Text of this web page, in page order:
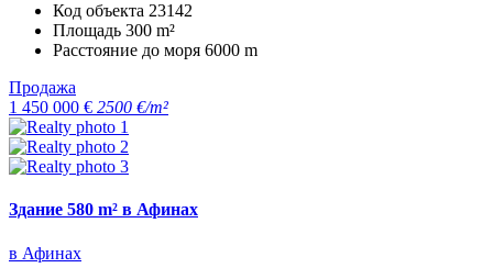
Код объекта 23142
Площадь 300 m²
Расстояние до моря 6000 m
Продажа
1 450 000 € 2500 €/m²
Здание 580 m² в Афинах
в Афинах